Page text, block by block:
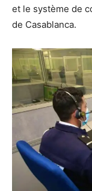
et le système de
de Casablanca.